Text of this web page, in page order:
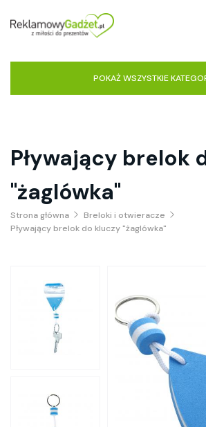
POKAŻ WSZYSTKIE
Pływający brelok
"żaglówka"
Strona główna
Breloki i otwieracze
Pływający brelok do kluczy "żaglówka"